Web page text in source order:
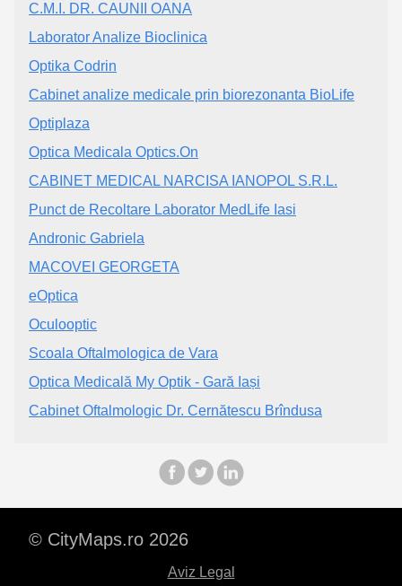
C.M.I. DR. CAUNII OANA
Laborator Analize Bioclinica
Optika Codrin
Cabinet analize medicale prin biorezonanta BioLife
Optiplaza
Optica Medicala Optics.On
CABINET MEDICAL NARCISA IANOPOL S.R.L.
Punct de Recoltare Laborator MedLife Iasi
Andronic Gabriela
MACOVEI GEORGETA
eOptica
Oculooptic
Scoala Oftalmologica de Vara
Optica Medicală My Optik - Gară Iași
Cabinet Oftalmologic Dr. Cernătescu Brîndusa
© CityMaps.ro 2026
Aviz Legal